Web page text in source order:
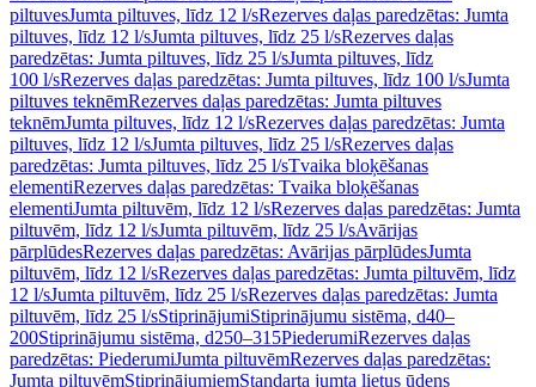
piltuvesJumta piltuves, līdz 12 l/sRezerves daļas paredzētas: Jumta
piltuves, līdz 12 l/sJumta piltuves, līdz 25 l/sRezerves daļas
paredzētas: Jumta piltuves, līdz 25 l/sJumta piltuves, līdz
100 l/sRezerves daļas paredzētas: Jumta piltuves, līdz 100 l/sJumta
piltuves teknēmRezerves daļas paredzētas: Jumta piltuves
teknēmJumta piltuves, līdz 12 l/sRezerves daļas paredzētas: Jumta
piltuves, līdz 12 l/sJumta piltuves, līdz 25 l/sRezerves daļas
paredzētas: Jumta piltuves, līdz 25 l/sTvaika bloķēšanas
elementiRezerves daļas paredzētas: Tvaika bloķēšanas
elementiJumta piltuvēm, līdz 12 l/sRezerves daļas paredzētas: Jumta
piltuvēm, līdz 12 l/sJumta piltuvēm, līdz 25 l/sAvārijas
pārplūdesRezerves daļas paredzētas: Avārijas pārplūdesJumta
piltuvēm, līdz 12 l/sRezerves daļas paredzētas: Jumta piltuvēm, līdz
12 l/sJumta piltuvēm, līdz 25 l/sRezerves daļas paredzētas: Jumta
piltuvēm, līdz 25 l/sStiprinājumiStiprinājumu sistēma, d40–
200Stiprinājumu sistēma, d250–315PiederumiRezerves daļas
paredzētas: PiederumiJumta piltuvēmRezerves daļas paredzētas:
Jumta piltuvēmStiprinājumiemStandarta jumta lietus ūdens